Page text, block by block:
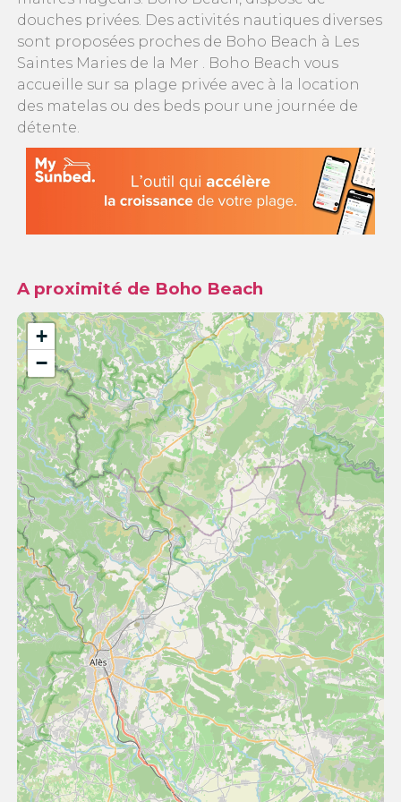
douches privées. Des activités nautiques diverses
sont proposées proches de Boho Beach à Les
Saintes Maries de la Mer . Boho Beach vous
accueille sur sa plage privée avec à la location
des matelas ou des beds pour une journée de
détente.
A proximité de Boho Beach
+
−